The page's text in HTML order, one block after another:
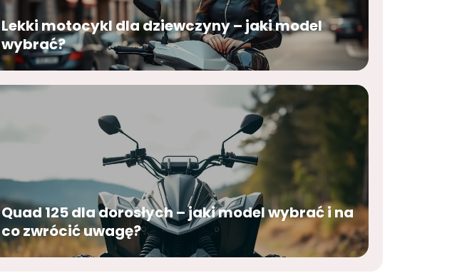
Lekki motocykl dla dziewczyny – jaki model
wybrać?
Quad 125 dla dorosłych – jaki model wybrać i na
co zwrócić uwagę?